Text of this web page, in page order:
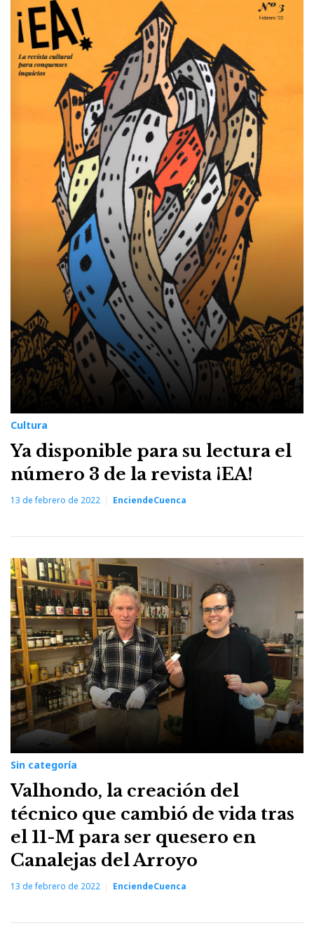
Cultura
Ya disponible para su lectura el
número 3 de la revista ¡EA!
13 de febrero de 2022 EnciendeCuenca
Sin categoría
Valhondo, la creación del
técnico que cambió de vida tras
el 11-M para ser quesero en
Canalejas del Arroyo
13 de febrero de 2022 EnciendeCuenca